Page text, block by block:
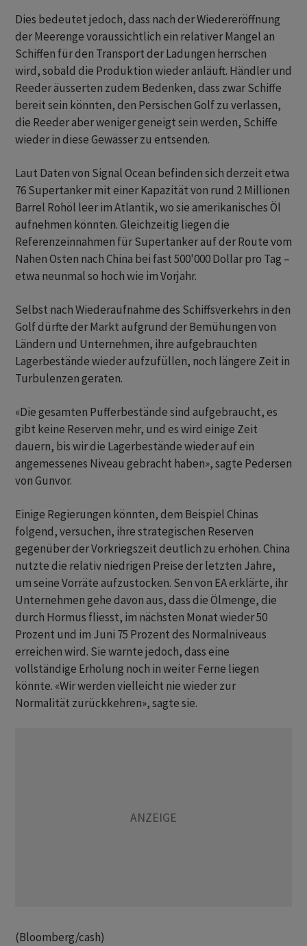
Dies bedeutet jedoch, dass nach der Wiedereröffnung
der Meerenge voraussichtlich ein relativer Mangel an
Schiffen für den Transport der Ladungen herrschen
wird, sobald die Produktion wieder anläuft. Händler und
Reeder äusserten zudem Bedenken, dass zwar Schiffe
bereit sein könnten, den Persischen Golf zu verlassen,
die Reeder aber weniger geneigt sein werden, Schiffe
wieder in diese Gewässer zu entsenden.
Laut Daten von Signal Ocean befinden sich derzeit etwa
76 Supertanker mit einer Kapazität von rund 2 Millionen
Barrel Rohöl leer im Atlantik, wo sie amerikanisches Öl
aufnehmen könnten. Gleichzeitig liegen die
Referenzeinnahmen für Supertanker auf der Route vom
Nahen Osten nach China bei fast 500'000 Dollar pro Tag –
etwa neunmal so hoch wie im Vorjahr.
Selbst nach Wiederaufnahme des Schiffsverkehrs in den
Golf dürfte der Markt aufgrund der Bemühungen von
Ländern und Unternehmen, ihre aufgebrauchten
Lagerbestände wieder aufzufüllen, noch längere Zeit in
Turbulenzen geraten.
«Die gesamten Pufferbestände sind aufgebraucht, es
gibt keine Reserven mehr, und es wird einige Zeit
dauern, bis wir die Lagerbestände wieder auf ein
angemessenes Niveau gebracht haben», sagte Pedersen
von Gunvor.
Einige Regierungen könnten, dem Beispiel Chinas
folgend, versuchen, ihre strategischen Reserven
gegenüber der Vorkriegszeit deutlich zu erhöhen. China
nutzte die relativ niedrigen Preise der letzten Jahre,
um seine Vorräte aufzustocken. Sen von EA erklärte, ihr
Unternehmen gehe davon aus, dass die Ölmenge, die
durch Hormus fliesst, im nächsten Monat wieder 50
Prozent und im Juni 75 Prozent des Normalniveaus
erreichen wird. Sie warnte jedoch, dass eine
vollständige Erholung noch in weiter Ferne liegen
könnte. «Wir werden vielleicht nie wieder zur
Normalität zurückkehren», sagte sie.
(Bloomberg/cash)